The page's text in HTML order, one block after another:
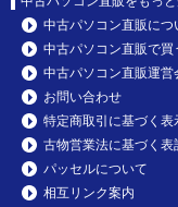
中古パソコン直販につ
中古パソコン直販で買
中古パソコン直販運営
お問い合わせ
特定商取引に基づく表
古物営業法に基づく表
パッセルについて
相互リンク案内